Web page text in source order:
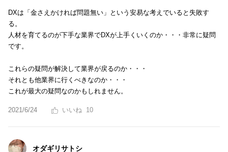
DXは「金さえかければ問題無い」という安易な考えでいると失敗す
る。
人材を育てるのが下手な業界でDXが上手くいくのか・・・非常に疑問
です。
これらの疑問が解決して業界が戻るのか・・・
それとも他業界に行くべきなのか・・・
これが最大の疑問なのかもしれません。
2021/6/24 10
オダギリサトシ